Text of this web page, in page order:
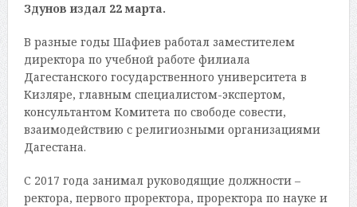
Здунов издал 22 марта.
В разные годы Шафиев работал заместителем
директора по учебной работе филиала
Дагестанского государственного университета в
Кизляре, главным специалистом-экспертом,
консультантом Комитета по свободе совести,
взаимодействию с религиозными организациями
Дагестана.
С 2017 года занимал руководящие должности –
ректора, первого проректора, проректора по науке и